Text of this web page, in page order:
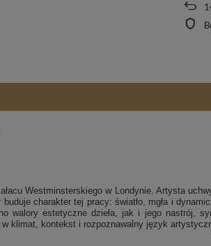
Westminsterskiego w Londynie. Artysta
charakter tej pracy: światło, mgła i
walory estetyczne dzieła, jak i jego nastrój,
klimat, kontekst i rozpoznawalny język